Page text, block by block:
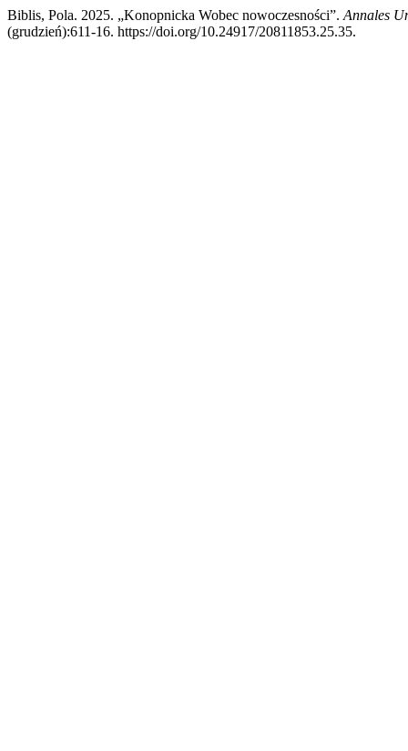
Biblis, Pola. 2025. „Konopnicka Wobec nowoczesności”. Annales
(grudzień):611-16. https://doi.org/10.24917/20811853.25.35.